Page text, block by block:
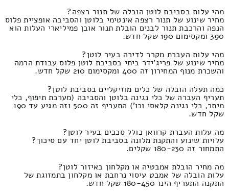
מהי עלות בסביבת לוטן הובלה של תנור רצפה?
מחיר שינוע של תנור רצפה אינטימי בלוטן והסביבה אופציית פלוס
הנפה והרכבת תנור לבנים הובלת תנור אובן פמיליארי העלות הוא
390 ומקסימום 190 שקל חדש.
מהי עלות העברת מקרר לדירה בעיר לוטן?
מחיר שינוע של פריג'ידר ביתי בסביבת לוטן פלוס עבודת הרמה
והשכרת מנוף המחירון זה 400 ומקסימום 210 שקל חדש.
כמה תעלה הובלה של כלים מוזיקליים בסביבת לוטן?
תעריף העברה של כלי נגינה בלוטן והסביבה (מערכת תיפוף, כלי
מיתר, כלי נגינה קלאסי וכו') התעריף זה 500 וזה מגיע עד 190
שקל חדש.
מה עלות העברת קרוואן כולל סככים בעיר לוטן?
עלויות שינוע והתקנת מלונה בסביבת לוטן יחד עם סיכוך?
התמחור זה 180-230 שקלים.
מה מחיר הובלת אמבטיה או מקלחון באיזור לוטן?
עלות הובלה של אמבט עיסוי נרחבת או מקלחון בתמזוגת של
התקנה התעריף הינו 180-450 שקל חדש.